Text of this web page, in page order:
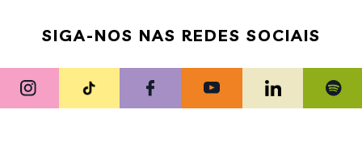
SIGA-NOS NAS REDES SOCIAIS